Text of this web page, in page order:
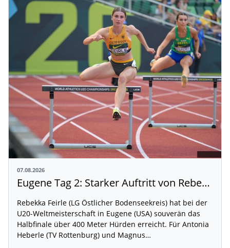
07.08.2026
Eugene Tag 2: Starker Auftritt von Rebekka Feirle bei der U20-WM
Rebekka Feirle (LG Östlicher Bodenseekreis) hat bei der
U20-Weltmeisterschaft in Eugene (USA) souverän das
Halbfinale über 400 Meter Hürden erreicht. Für Antonia
Heberle (TV Rottenburg) und Magnus…